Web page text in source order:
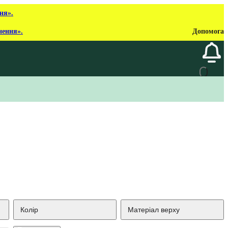
Допомога
Колір Матеріал верху